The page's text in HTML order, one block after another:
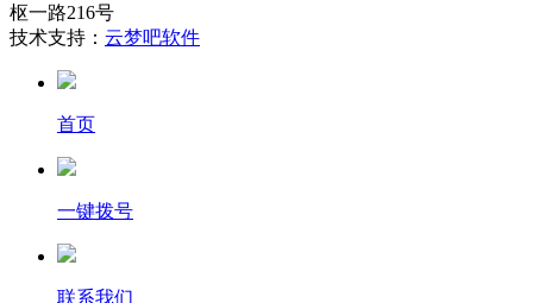
枢一路216号
技术支持： 云梦吧软件
首页
一键拨号
联系我们